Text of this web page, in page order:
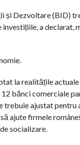
și Dezvoltare (BID)
a declarat,
la realitățile actuale
bănci comerciale
ajustat pentru
ajute firmele
socializare.